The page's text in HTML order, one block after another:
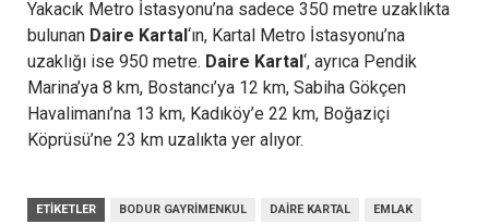
Yakacık Metro İstasyonu’na sadece 350 metre uzaklıkta
bulunan Daire Kartal‘ın, Kartal Metro İstasyonu’na
uzaklığı ise 950 metre. Daire Kartal‘, ayrıca Pendik
Marina’ya 8 km, Bostancı’ya 12 km, Sabiha Gökçen
Havalimanı’na 13 km, Kadıköy’e 22 km, Boğaziçi
Köprüsü’ne 23 km uzalıkta yer alıyor.
ETIKETLER BODUR GAYRIMENKUL DAIRE KARTAL EMLAK